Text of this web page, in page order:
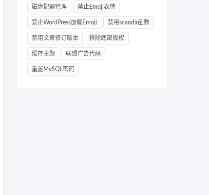
磁盘配额管理 禁止Emoji表情
禁止WordPress加载Emoji 禁用scandir函数
禁用文章修订版本 移除底部版权
缓存主题 联盟广告代码
重置MySQL密码